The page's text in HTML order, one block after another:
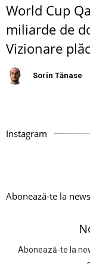
World Cup
miliarde de
Vizionare
Sorin Tănase
Instagram
Abonează-te la
Abonează-te la